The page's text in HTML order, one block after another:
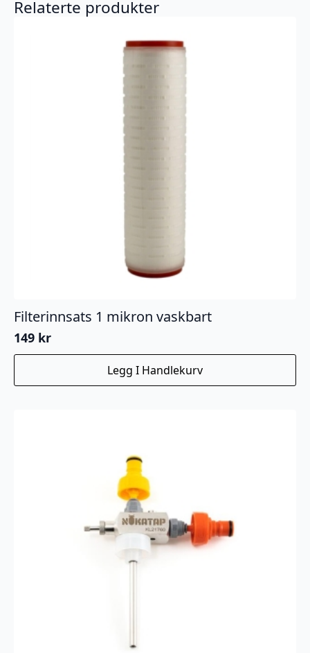
Relaterte produkter
Filterinnsats 1 mikron vaskbart
149 kr
Legg I Handlekurv